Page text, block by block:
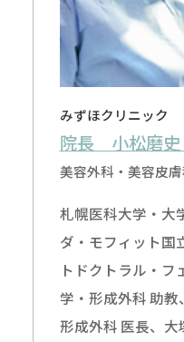
みずほクリニック
院長 小松磨史
美容外科・美容皮
札幌医科大学・大
ダ・モフィット国
トドクトラル・
学・形成外科 助教
形成外科 医長、